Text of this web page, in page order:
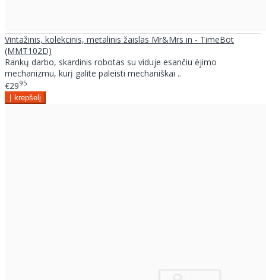
Vintažinis, kolekcinis, metalinis žaislas Mr&Mrs in - TimeBot
(MMT102D)
Rankų darbo, skardinis robotas su viduje esančiu ėjimo
mechanizmu, kurį galite paleisti mechaniškai ..
€2995